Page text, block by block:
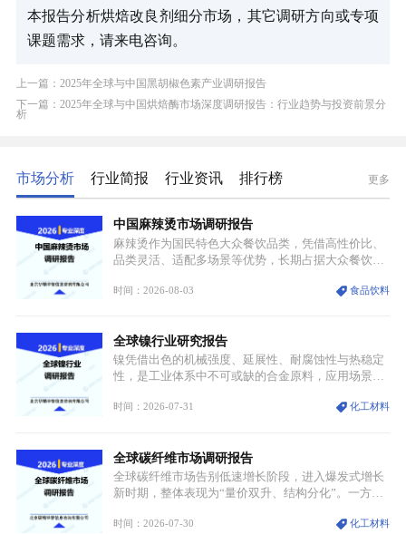
本报告分析烘焙改良剂细分市场，其它调研方向或专项
课题需求，请来电咨询。
上一篇：2025年全球与中国黑胡椒色素产业调研报告
下一篇：2025年全球与中国烘焙酶市场深度调研报告：行业趋势与投资前景分
析
市场分析 行业简报 行业资讯 排行榜 更多
中国麻辣烫市场调研报告
麻辣烫作为国民特色大众餐饮品类，凭借高性价比、
品类灵活、适配多场景等优势，长期占据大众餐饮重
型，叠加消费需求升级、线上流量变革、新零售业态
特点，在消费、创业、政策、技术多重驱动下，依旧
具备强劲的发展活力。
时间：2026-08-03 食品饮料
全球镍行业研究报告
镍凭借出色的机械强度、延展性、耐腐蚀性与热稳定
性，是工业体系中不可或缺的合金原料，应用场景横
用价值难以被替代。依托理化优势，镍被全球主要经
型为新能源核心战略矿产，全球产业形成“印尼掌控
资源与产能、中国主导消费与技术、工艺向低碳湿法
迭代、再生镍加速补位”的全新格局。
时间：2026-07-31 化工材料
全球碳纤维市场调研报告
全球碳纤维市场告别低速增长阶段，进入爆发式增长
新时期，整体表现为“量价双升、结构分化”。一方面
持续扩张；另一方面产品、需求、应用场景呈现明显
时间：2026-07-30 化工材料